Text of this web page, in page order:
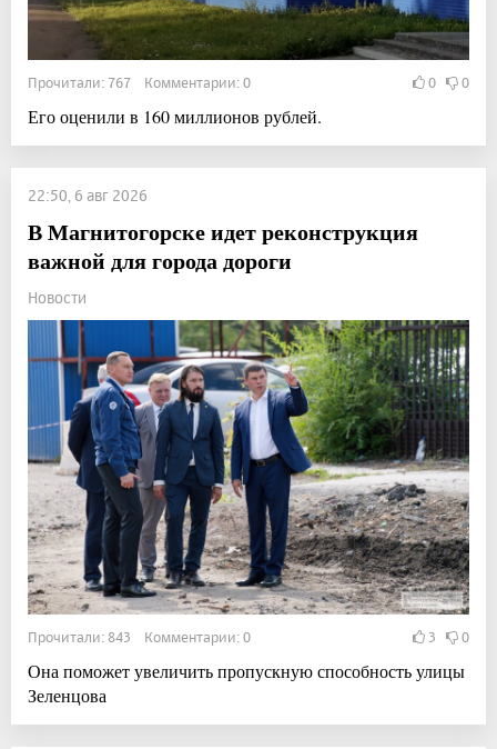
Прочитали: 767 Комментарии: 0 0 0
Его оценили в 160 миллионов рублей.
22:50, 6 авг 2026
В Магнитогорске идет реконструкция
важной для города дороги
Новости
Прочитали: 843 Комментарии: 0 3 0
Она поможет увеличить пропускную способность улицы
Зеленцова